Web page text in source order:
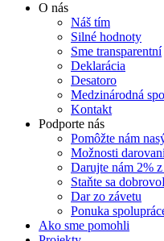
O nás
Náš tím
Silné hodnoty
Sme transparentní
Deklarácia
Desatoro
Medzinárodná
Kontakt
Podporte nás
Pomôžte nám
Možnosti
Darujte nám 2% z
Staňte sa
Dar zo závetu
Ponuka
Ako sme pomohli